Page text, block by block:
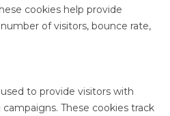
cookies help provide
of visitors, bounce rate,
to provide visitors with
These cookies track